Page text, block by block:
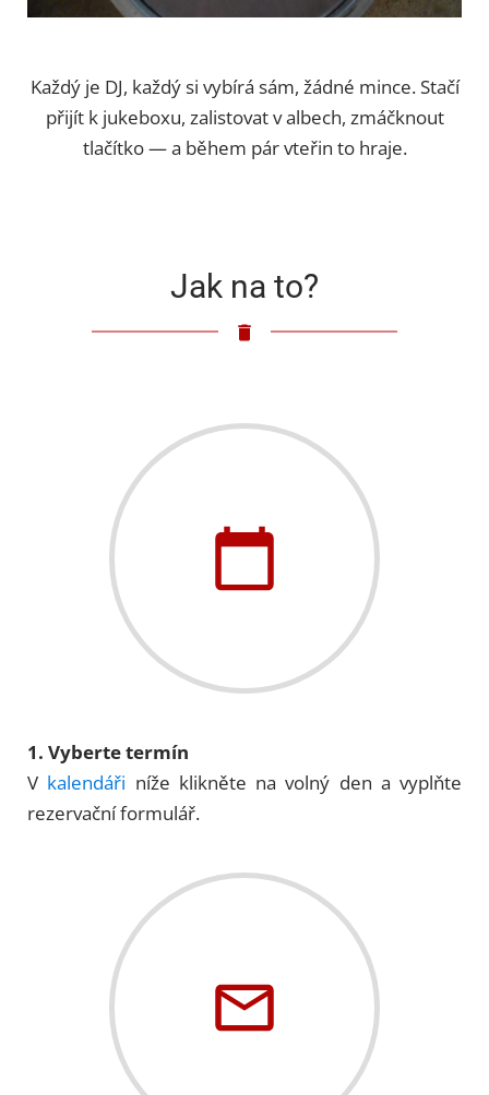
Každý je DJ, každý si vybírá sám, žádné mince. Stačí
přijít k jukeboxu, zalistovat v albech, zmáčknout
tlačítko — a během pár vteřin to hraje.
Jak na to?
1. Vyberte termín
V kalendáři níže klikněte na volný den a vyplňte
rezervační formulář.